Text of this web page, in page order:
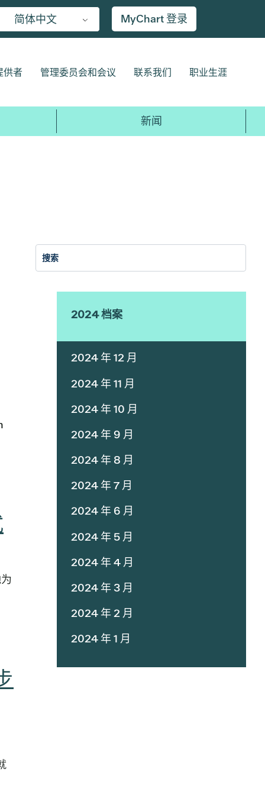
简体中文 MyChart 登录
供者 管理委员会和会议 联系我们 职业生涯
新闻
2017
2024 档案
2024 年 12 月
2024 年 11 月
2024 年 10 月
2024 年 9 月
2024 年 8 月
2024 年 7 月
2024 年 6 月
2024 年 5 月
2024 年 4 月
2024 年 3 月
2024 年 2 月
2024 年 1 月